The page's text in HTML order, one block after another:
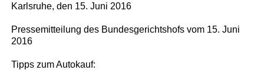
Karlsruhe, den 15. Juni 2016
Pressemitteilung des Bundesgerichtshofs vom 15. Juni
2016
Tipps zum Autokauf: